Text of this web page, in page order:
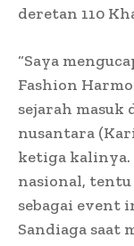
deretan 110
“Saya
Fashion
sejarah
nusantara
ketiga kalinya.
nasional,
sebagai event
Sandiaga saat